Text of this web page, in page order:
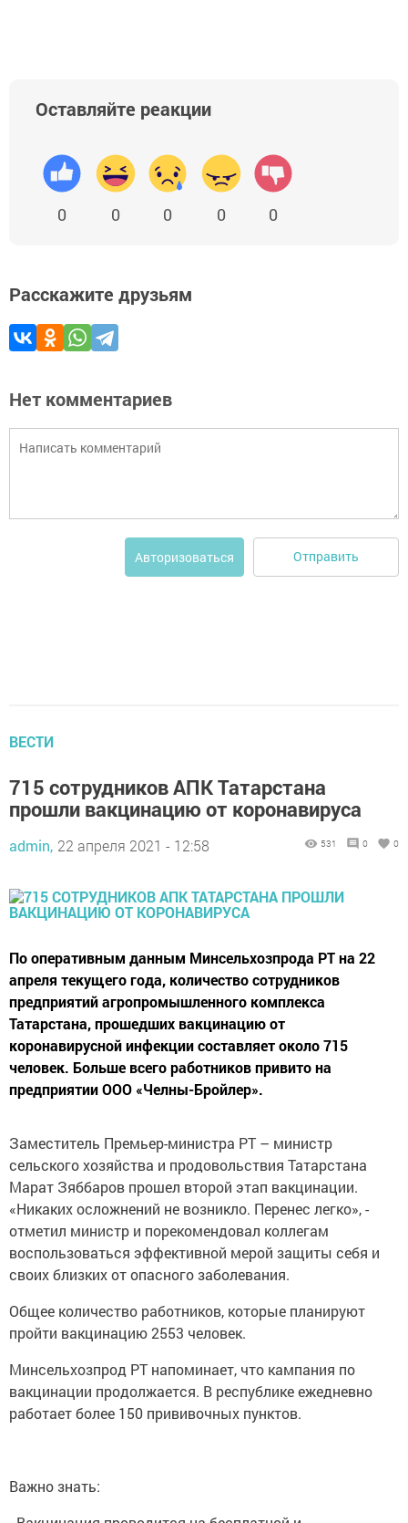
Оставляйте реакции
0 0 0 0 0
Расскажите друзьям
Нет комментариев
Авторизоваться Отправить
ВЕСТИ
715 сотрудников АПК Татарстана
прошли вакцинацию от коронавируса
admin, 22 апреля 2021 - 12:58 531 0 0
По оперативным данным Минсельхозпрода РТ на 22
апреля текущего года, количество сотрудников
предприятий агропромышленного комплекса
Татарстана, прошедших вакцинацию от
коронавирусной инфекции составляет около 715
человек. Больше всего работников привито на
предприятии ООО «Челны-Бройлер».
Заместитель Премьер-министра РТ – министр
сельского хозяйства и продовольствия Татарстана
Марат Зяббаров прошел второй этап вакцинации.
«Никаких осложнений не возникло. Перенес легко», -
отметил министр и порекомендовал коллегам
воспользоваться эффективной мерой защиты себя и
своих близких от опасного заболевания.
Общее количество работников, которые планируют
пройти вакцинацию 2553 человек.
Минсельхозпрод РТ напоминает, что кампания по
вакцинации продолжается. В республике ежедневно
работает более 150 прививочных пунктов.
Важно знать: